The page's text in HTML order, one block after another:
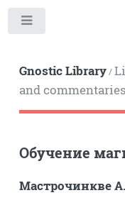
Gnostic Library/
and commentaries
Обучение
Мастрочинкве А.